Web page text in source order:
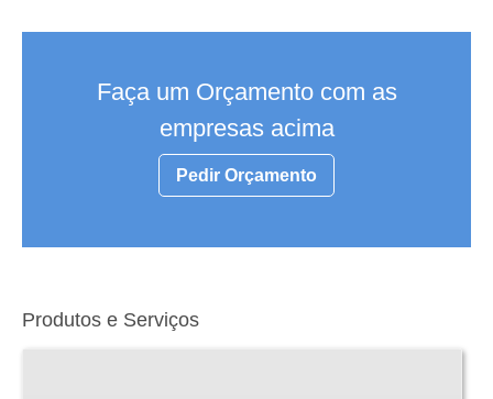
Faça um Orçamento com as
empresas acima
Pedir Orçamento
Produtos e Serviços